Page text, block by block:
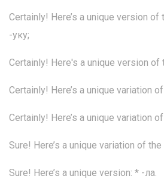
Certainly! Here’s a unique version
-уку;
Certainly! Here's a unique version
Certainly! Here’s a unique variation
Certainly! Here’s a unique variation
Sure! Here’s a unique variation of
Sure! Here’s a unique version: * -ла.